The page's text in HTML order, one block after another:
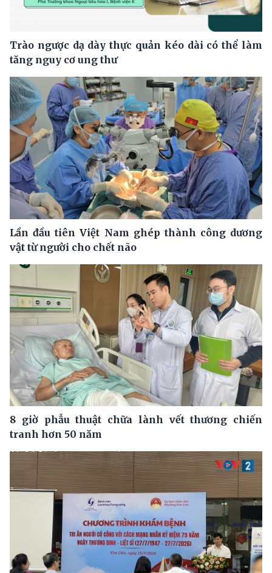
Trào ngược dạ dày thực quản kéo dài có thể làm
tăng nguy cơ ung thư
Lần đầu tiên Việt Nam ghép thành công dương
vật từ người cho chết não
8 giờ phẫu thuật chữa lành vết thương chiến
tranh hơn 50 năm